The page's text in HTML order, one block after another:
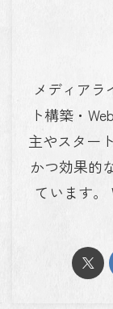
メディアラ
ト構築・
主やスター
かつ効果的
ています。